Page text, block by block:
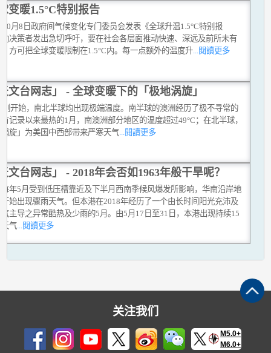
变暖1.5°C特别报告
10月8日政府间气候变化专门委员会发表《全球升温1.5°C特别报
决策者发出急切呼吁，要在社会各层面推动快速、深远及前所未有
方可把全球变暖限制在1.5°C内。每一点额外的温度升...閱讀更多
文台网志」 - 全球变暖下的「极地涡旋」
刚开始，南北半球均出现极端温度。南半球的澳洲经历了极不寻常的
记录以来最热的1月，南澳洲部分地区的温度超过49°C；在北半球，
旋」为美国中西部带来严寒天气 ...閱讀更多
文台网志」 - 2018年会否如1963年般干旱呢？
年5月受到低压槽靠近及下半月西南季候风爆发所影响，华南沿岸地
始出现骤雨天气。但本港在2018年经历了一个由长时间阳光充沛及
主导之异常酷热及少雨的5月。由5月17日至31日，本港出现持续15
气...閱讀更多
关注我们
M5.0+
M6.0+